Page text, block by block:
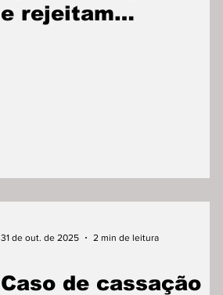
e rejeitam
31 de out. de 2025 2 min de leitura
Caso de cassação